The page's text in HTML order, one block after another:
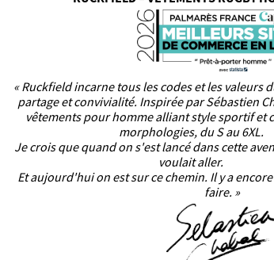
« Ruckfield incarne tous les codes et les valeurs
partage et convivialité. Inspirée par Sébastien
vêtements pour homme alliant style sportif et
morphologies, du S au 6XL.
Je crois que quand on s'est lancé dans cette
voulait aller.
Et aujourd'hui on est sur ce chemin. Il y a
faire. »